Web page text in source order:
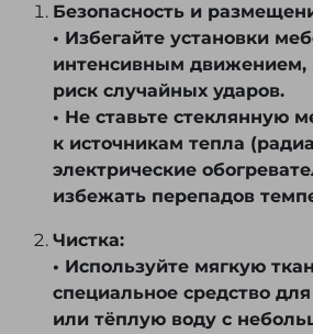
Безопасность и
• Избегайте установки
интенсивным движением,
риск случайных ударов.
• Не ставьте стеклянную
к источникам тепла
электрические
избежать перепадов
Чистка:
• Используйте мягкую
специальное средство
или тёплую воду с